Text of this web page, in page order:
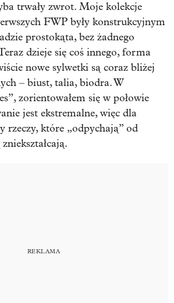
trwały zwrot. Moje kolekcje
FWP były konstrukcyjnym
prostokąta, bez żadnego
dzieje się coś innego, forma
nowe sylwetki są coraz bliżej
– biust, talia, biodra. W
zorientowałem się w połowie
jest ekstremalne, więc dla
rzeczy, które „odpychają” od